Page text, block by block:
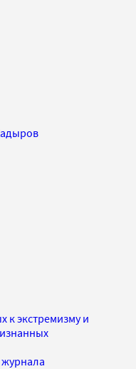
к экстремизму и